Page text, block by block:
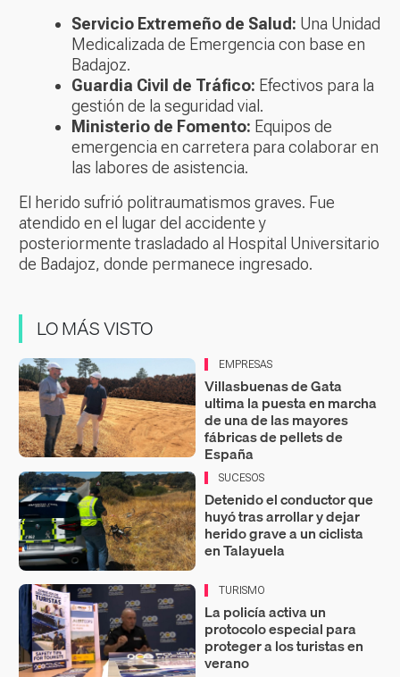
Servicio Extremeño de Salud: Una Unidad
Medicalizada de Emergencia con base en
Badajoz.
Guardia Civil de Tráfico: Efectivos para la
gestión de la seguridad vial.
Ministerio de Fomento: Equipos de
emergencia en carretera para colaborar en
las labores de asistencia.
El herido sufrió politraumatismos graves. Fue
atendido en el lugar del accidente y
posteriormente trasladado al Hospital Universitario
de Badajoz, donde permanece ingresado.
LO MÁS VISTO
EMPRESAS
Villasbuenas de Gata
ultima la puesta en marcha
de una de las mayores
fábricas de pellets de
España
SUCESOS
Detenido el conductor que
huyó tras arrollar y dejar
herido grave a un ciclista
en Talayuela
TURISMO
La policía activa un
protocolo especial para
proteger a los turistas en
verano